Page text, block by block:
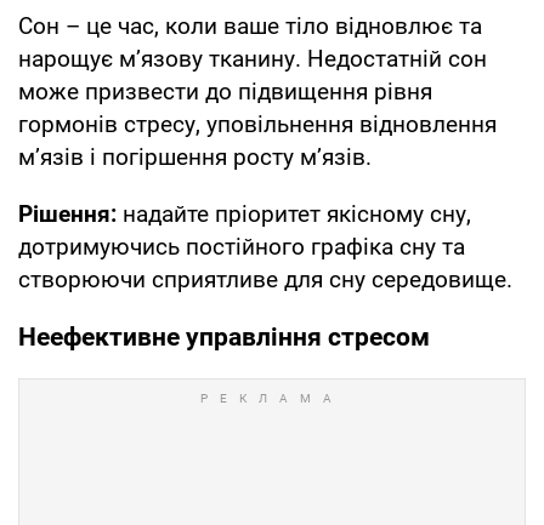
Сон – це час, коли ваше тіло відновлює та
нарощує м’язову тканину. Недостатній сон
може призвести до підвищення рівня
гормонів стресу, уповільнення відновлення
м’язів і погіршення росту м’язів.
Рішення: надайте пріоритет якісному сну,
дотримуючись постійного графіка сну та
створюючи сприятливе для сну середовище.
Неефективне управління стресом